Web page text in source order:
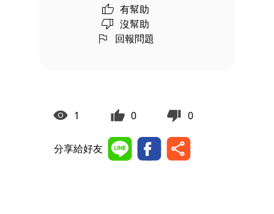
有幫助
沒幫助
回報問題
1 0 0
分享給好友